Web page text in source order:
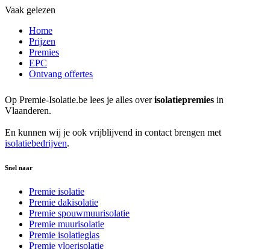
Vaak gelezen
Home
Prijzen
Premies
EPC
Ontvang offertes
Op Premie-Isolatie.be lees je alles overisolatiepremies in
Vlaanderen.
En kunnen wij je ook vrijblijvend in contact brengen met
isolatiebedrijven.
Snel naar
Premie isolatie
Premie dakisolatie
Premie spouwmuurisolatie
Premie muurisolatie
Premie isolatieglas
Premie vloerisolatie